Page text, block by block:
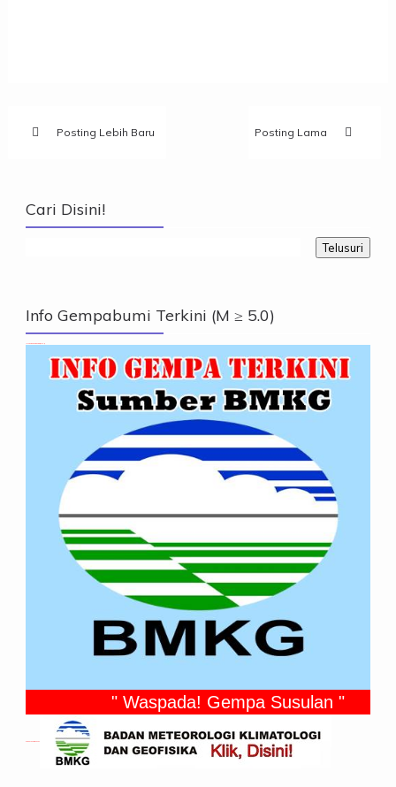
Posting Lebih Baru Posting Lama
Cari Disini!
Info Gempabumi Terkini (M ≥ 5.0)
" Waspada! Gempa Susulan "